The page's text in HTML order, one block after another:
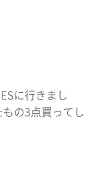
に行きまし
の3点買ってし